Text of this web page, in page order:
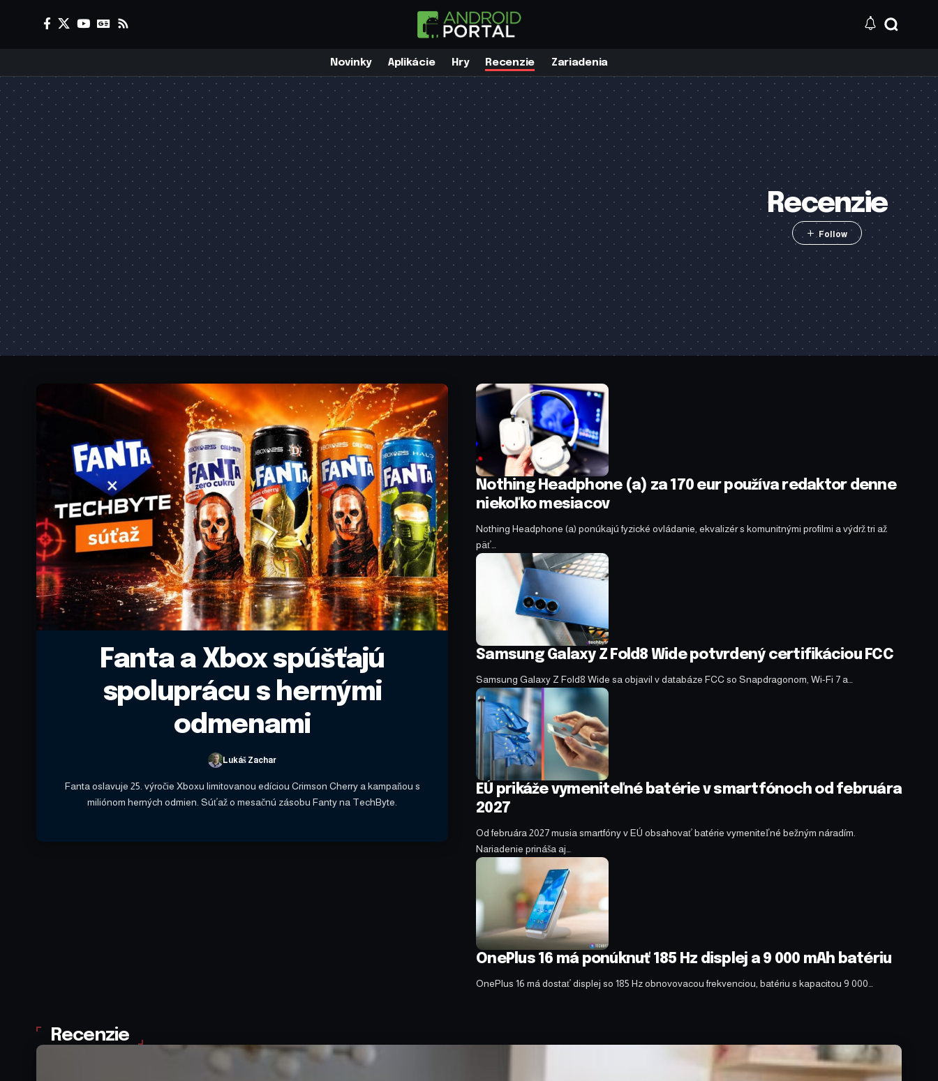
Novinky Aplikácie Hry Recenzie Zariadenia
Recenzie
Fanta a Xbox spúšťajú
spoluprácu s hernými
odmenami
Lukáš Zachar
Fanta oslavuje 25. výročie Xboxu limitovanou edíciou Crimson Cherry a kampaňou s
miliónom herných odmien. Súťaž o mesačnú zásobu Fanty na TechByte.
Nothing Headphone (a) za 170 eur používa redaktor denne
niekoľko mesiacov
Nothing Headphone (a) ponúkajú fyzické ovládanie, ekvalizér s komunitnými profilmi a výdrž tri až
päť…
Samsung Galaxy Z Fold8 Wide potvrdený certifikáciou FCC
Samsung Galaxy Z Fold8 Wide sa objavil v databáze FCC so Snapdragonom, Wi-Fi 7 a…
EÚ prikáže vymeniteľné batérie v smartfónoch od februára
2027
Od februára 2027 musia smartfóny v EÚ obsahovať batérie vymeniteľné bežným náradím.
Nariadenie prináša aj…
OnePlus 16 má ponúknuť 185 Hz displej a 9 000 mAh batériu
OnePlus 16 má dostať displej so 185 Hz obnovovacou frekvenciou, batériu s kapacitou 9 000…
Recenzie